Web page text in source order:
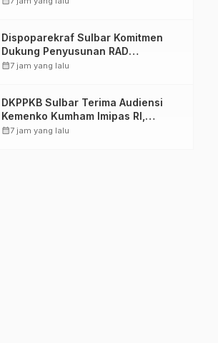
Dispoparekraf Sulbar Komitmen
Dukung Penyusunan RAD
TPB/SDGs Sulawesi Barat
calendar_month7 jam yang lalu
DKPPKB Sulbar Terima Audiensi
Kemenko Kumham Imipas RI,
Perkuat Pelayanan Kesehatan bagi
calendar_month7 jam yang lalu